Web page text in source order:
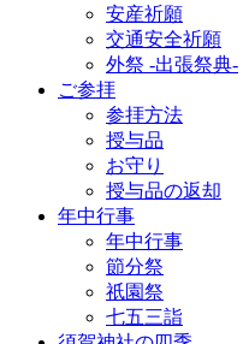
安産祈願
交通安全祈願
外祭 -出張祭典-
ご参拝
参拝方法
授与品
お守り
授与品の返却
年中行事
年中行事
節分祭
祇園祭
七五三詣